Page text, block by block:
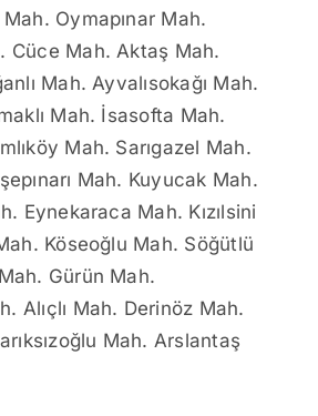
Oymapınar Mah.
Cüce Mah. Aktaş Mah.
Mah. Ayvalısokağı Mah.
Mah. İsasofta Mah.
Mah. Sarıgazel Mah.
Mah. Kuyucak Mah.
Eynekaraca Mah. Kızılsini
Köseoğlu Mah. Söğütlü
Gürün Mah.
Alıçlı Mah. Derinöz Mah.
Mah. Arslantaş